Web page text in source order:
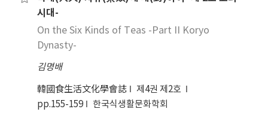
The male participation in cooking in both
countries was found in younger generations
and that of fathers and boys in Korea was
significantly fewer than in Japan, which is
regarded as the influence of Confucianism
and employment of housekeepers. The
figure of frequency of supper taken together
daily was 27% in Japan and 54% in Korea
시대-
On the Six Kinds of Teas -Part II Koryo
Dynasty-
김명배
韓國食生活文化學會誌
제4권 제2호
pp.155-159
한국식생활문화학회